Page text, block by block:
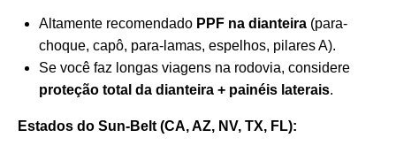
Altamente recomendado PPF na dianteira (para-
choque, capô, para-lamas, espelhos, pilares A).
Se você faz longas viagens na rodovia, considere
proteção total da dianteira + painéis laterais.
Estados do Sun-Belt (CA, AZ, NV, TX, FL):